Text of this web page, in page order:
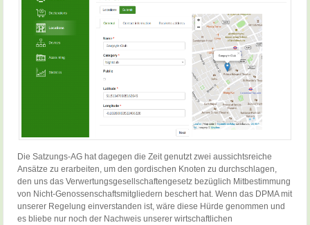
Die Satzungs-AG hat dagegen die Zeit genutzt zwei aussichtsreiche
Ansätze zu erarbeiten, um den gordischen Knoten zu durchschlagen,
den uns das Verwertungsgesellschaftengesetz bezüglich Mitbestimmung
von Nicht-Genossenschaftsmitgliedern beschert hat. Wenn das DPMA mit
unserer Regelung einverstanden ist, wäre diese Hürde genommen und
es bliebe nur noch der Nachweis unserer wirtschaftlichen